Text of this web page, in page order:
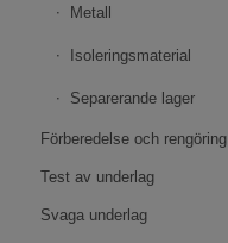
Metall
Isoleringsmaterial
Separerande lager
Förberedelse och rengöring
Test av underlag
Svaga underlag